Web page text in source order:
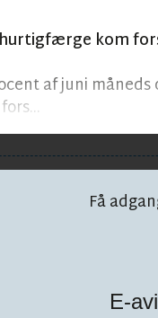
kom
af juni
Få
E-
debatten på